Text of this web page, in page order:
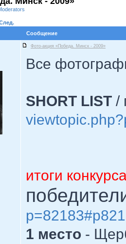
Сообщение
Фото-акция «Победа. Минск - 2009»
Все
SHORT LIST /
итоги
1 место -